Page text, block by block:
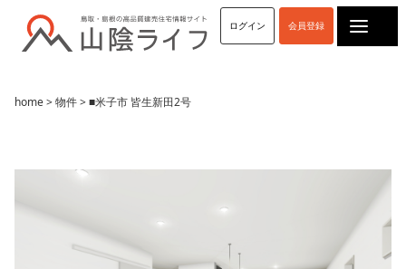
ログイン 会員登録
home>物件> ■米子市 皆生新田2号